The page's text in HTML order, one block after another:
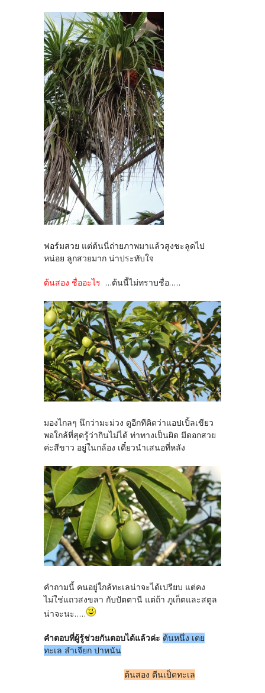
ฟอร์มสวย แต่ต้นนี่ถ่ายภาพมาแล้วสูงชะลูดไป
หน่อย ลูกสวยมาก น่าประทับใจ
ต้นสอง ชื่ออะไร ...ต้นนี้ไม่ทราบชื่อ.....
มองไกลๆ นึกว่ามะม่วง ดูอีกทีคิดว่าแอปเปิ้ลเขียว
พอใกล้ที่สุดรู้ว่ากินไม่ได้ ท่าทางเป็นผิด มีดอกสวย
ค่ะสีขาว อยู่ในกล้อง เดี๋ยวนำเสนอที่หลัง
คำถามนี้ คนอยู่ใกล้ทะเลน่าจะได้เปรียบ แต่คง
ไม่ใช่แถวสงขลา กับปัตตานี แต่ถ้า ภูเก็ตและสตูล
น่าจะนะ.....
คำตอบที่ผู้รู้ช่วยกันตอบได้แล้วค่ะ ต้นหนึ่ง เตย
ทะเล ลำเจียก ปาหนัน
ต้นสอง ตีนเป็ดทะเล